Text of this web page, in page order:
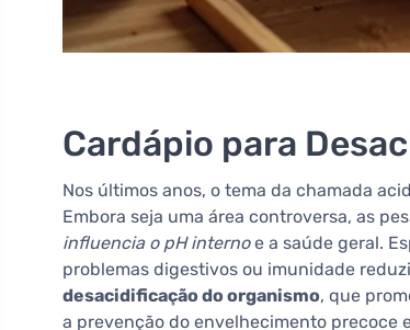
Cardápio para
Nos últimos anos, o tema da chamada
Embora seja uma área controversa, as
influencia o pH internoe a saúde geral.
problemas digestivos ou imunidade
desacidificação do organismo, que
a prevenção do envelhecimento precoce